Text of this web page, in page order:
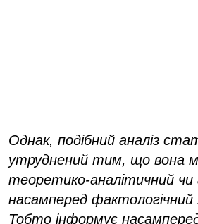
Однак, подібний аналіз
утруднений тим, що вона
теоретико-аналітичний
насамперед фактологічний
Тобто інформує